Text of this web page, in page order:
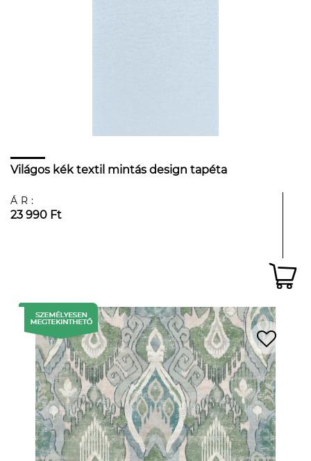
Világos kék textil mintás design tapéta
ÁR:
23 990 Ft